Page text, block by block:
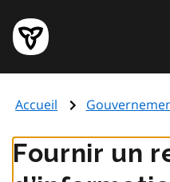
au
contenu
principal
Page
d'accueil
de
Accueil
Fournir un